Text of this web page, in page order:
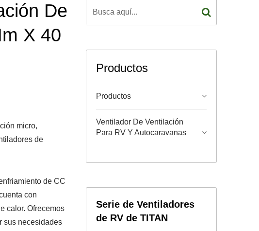
De
X 40
micro,
de
de CC
con
calor. Ofrecemos
sus necesidades
Productos
Productos
Ventilador De Ventilación
Para RV Y Autocaravanas
Serie de Ventiladores
de RV de TITAN